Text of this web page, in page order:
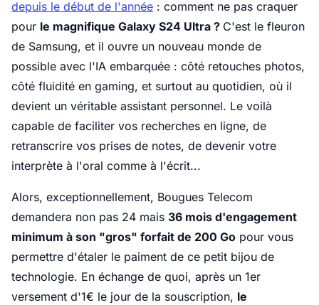
depuis le début de l'année : comment ne pas craquer
pour le magnifique Galaxy S24 Ultra ? C'est le fleuron
de Samsung, et il ouvre un nouveau monde de
possible avec l'IA embarquée : côté retouches photos,
côté fluidité en gaming, et surtout au quotidien, où il
devient un véritable assistant personnel. Le voilà
capable de faciliter vos recherches en ligne, de
retranscrire vos prises de notes, de devenir votre
interprète à l'oral comme à l'écrit...
Alors, exceptionnellement, Bougues Telecom
demandera non pas 24 mais 36 mois d'engagement
minimum à son "gros" forfait de 200 Go pour vous
permettre d'étaler le paiment de ce petit bijou de
technologie. En échange de quoi, après un 1er
versement d'1€ le jour de la souscription, le